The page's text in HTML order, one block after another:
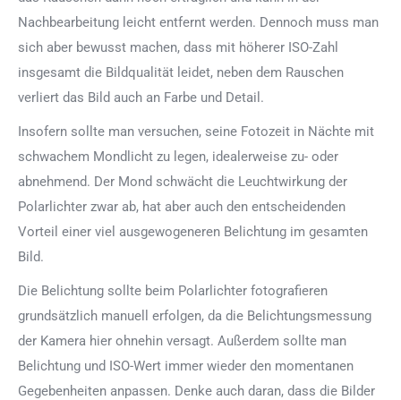
Nachbearbeitung leicht entfernt werden. Dennoch muss man
sich aber bewusst machen, dass mit höherer ISO-Zahl
insgesamt die Bildqualität leidet, neben dem Rauschen
verliert das Bild auch an Farbe und Detail.
Insofern sollte man versuchen, seine Fotozeit in Nächte mit
schwachem Mondlicht zu legen, idealerweise zu- oder
abnehmend. Der Mond schwächt die Leuchtwirkung der
Polarlichter zwar ab, hat aber auch den entscheidenden
Vorteil einer viel ausgewogeneren Belichtung im gesamten
Bild.
Die Belichtung sollte beim Polarlichter fotografieren
grundsätzlich manuell erfolgen, da die Belichtungsmessung
der Kamera hier ohnehin versagt. Außerdem sollte man
Belichtung und ISO-Wert immer wieder den momentanen
Gegebenheiten anpassen. Denke auch daran, dass die Bilder